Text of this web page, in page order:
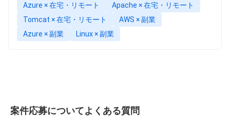
Azure × 在宅・リモート
Apache × 在宅・リモート
Tomcat × 在宅・リモート
AWS × 副業
Azure × 副業
Linux × 副業
案件応募についてよくある質問